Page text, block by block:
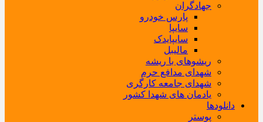
جهادگران
پارس خودرو
سایپا
سایپایدک
مالیبل
ریشوهای با ریشه
شهدای مدافع حرم
شهدای جامعه کارگری
یادمان های شهدا کشور
دانلودها
پوستر